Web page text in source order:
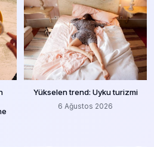
Yükselen trend: Uyku turizmi
6 Ağustos 2026